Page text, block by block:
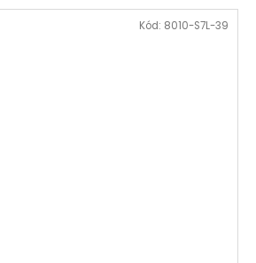
Kód: 8010-S7L-39